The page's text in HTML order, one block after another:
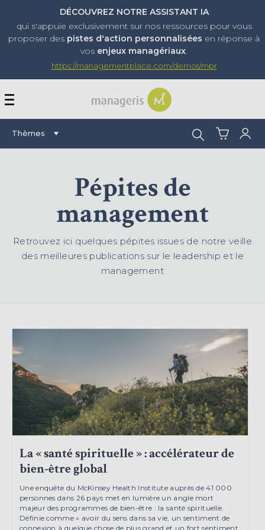
DÉCOUVREZ NOTRE ASSISTANT IA
qui s'appuie exclusivement sur nos ressources pour vous
proposer des pistes d'action personnalisées en réponse à
vos enjeux managériaux.
https://managementplace.com/demos/mpr
AFFICHER OU
Thèmes Rechercher :
Pépites de
management
Retrouvez ici quelques pépites issues de notre veille
des meilleures publications sur le leadership et le
management
La « santé spirituelle » : accélérateur de
bien-être global
Une enquête du McKinsey Health Institute auprès de 41 000
personnes dans 26 pays met en lumière un angle mort
majeur des programmes de bien-être : la santé spirituelle.
Définie comme « avoir du sens dans sa vie, un sentiment de
connexion à quelque chose de plus grand et un fort sentiment